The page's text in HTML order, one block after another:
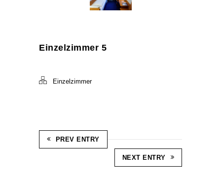
Einzelzimmer 5
Einzelzimmer
PREV ENTRY
NEXT ENTRY